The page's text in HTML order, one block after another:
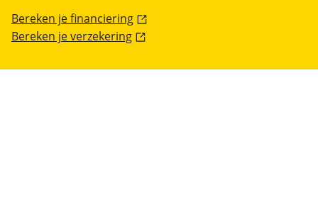
Bereken je financiering
Bereken je verzekering